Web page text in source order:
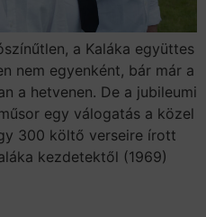
a Kaláka együttes
nem egyenként, bár már a
a hetvenen. De a jubileumi
egy válogatás a közel
300 költő verseire írott
kezdetektől (1969)